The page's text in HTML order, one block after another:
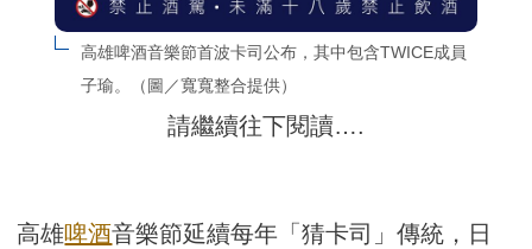
高雄啤酒音樂節首波卡司公布，其中包含TWICE成員
子瑜。（圖／寬寬整合提供）
請繼續往下閱讀….
高雄啤酒音樂節延續每年「猜卡司」傳統，日